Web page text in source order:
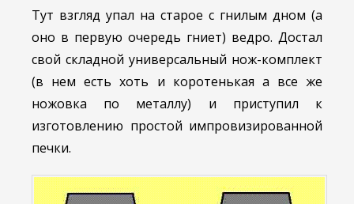
Тут взгляд упал на старое с гнилым дном (а
оно в первую очередь гниет) ведро. Достал
свой складной универсальный нож-комплект
(в нем есть хоть и коротенькая а все же
ножовка по металлу) и приступил к
изготовлению простой импровизированной
печки.